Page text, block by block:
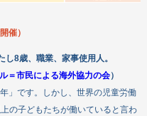
催）
8歳、職業、家事使用人。
＝市民による海外協力の会）
」です。しかし、世界の児童労働
の子どもたちが働いていると言わ